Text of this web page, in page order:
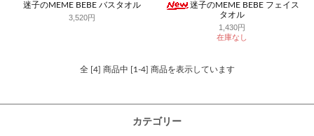
迷子のMEME BEBE バスタオル
3,520円
迷子のMEME BEBE フェイス
タオル
1,430円
在庫なし
全 [4] 商品中 [1-4] 商品を表示しています
カテゴリー